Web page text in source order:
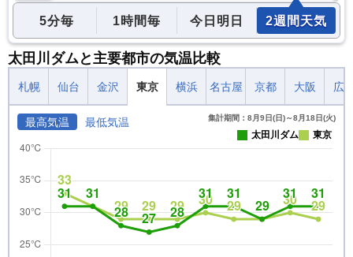
5分毎 1時間毎 今日明日 2週間天気
太田川ダムと主要都市の気温比較
札幌 仙台 金沢 東京 横浜 名古屋 京都 大阪 広
最高気温 最低気温 集計期間：8月9日(日)～8月18日(火)
太田川ダム 東京